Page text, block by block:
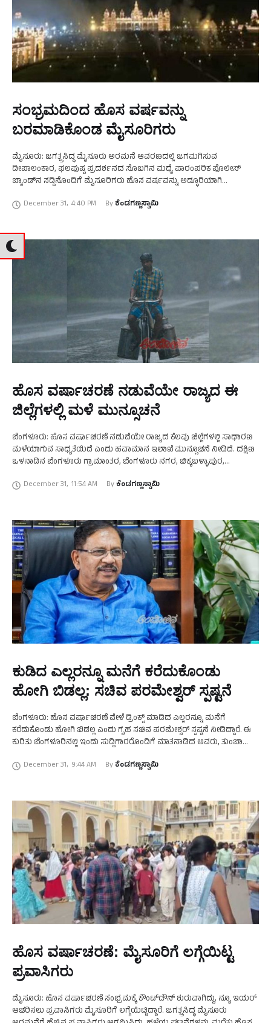
ಸಂಭ್ರಮದಿಂದ ಹೊಸ ವರ್ಷವನ್ನು
ಬರಮಾಡಿಕೊಂಡ ಮೈಸೂರಿಗರು
ಮೈಸೂರು: ಜಗತ್ಪ್ರಸಿದ್ಧ ಮೈಸೂರು ಅರಮನೆ ಆವರಣದಲ್ಲಿ ಜಗಮಗಿಸುವ
ದೀಪಾಲಂಕಾರ, ಫಲಪುಷ್ಪ ಪ್ರದರ್ಶನದ ಸೊಬಗಿನ ಮಧ್ಯೆ ಪಾರಂಪರಿಕ ಪೊಲೀಸ್‌
ಬ್ಯಾಂಡ್‌ನ ಸದ್ದಿನೊಂದಿಗೆ ಮೈಸೂರಿಗರು ಹೊಸ ವರ್ಷವನ್ನು ಅದ್ಧೂರಿಯಾಗಿ
ಶಬ್ಧರಹಿತ ಹಸಿರು ಪಟಾಕಿ ಸಿಡಿಸುವ …
December 31, 4:40 PM By ಕೆಂಡಗಣ್ಣಸ್ವಾಮಿ
ಹೊಸ ವರ್ಷಾಚರಣೆ ನಡುವೆಯೇ ರಾಜ್ಯದ ಈ
ಜಿಲ್ಲೆಗಳಲ್ಲಿ ಮಳೆ ಮುನ್ಸೂಚನೆ
ಬೆಂಗಳೂರು: ಹೊಸ ವರ್ಷಾಚರಣೆ ನಡುವೆಯೇ ರಾಜ್ಯದ ಕೆಲವು ಜಿಲ್ಲೆಗಳಲ್ಲಿ ಸಾಧಾರಣ
ಮಳೆಯಾಗುವ ಸಾಧ್ಯತೆಯಿದೆ ಎಂದು ಹವಾಮಾನ ಇಲಾಖೆ ಮುನ್ಸೂಚನೆ ನೀಡಿದೆ. ದಕ್ಷಿಣ
ಒಳನಾಡಿನ ಬೆಂಗಳೂರು ಗ್ರಾಮಾಂತರ, ಬೆಂಗಳೂರು ನಗರ, ಚಿಕ್ಕಬಳ್ಳಾಪುರ,
ಜಿಲ್ಲೆಗಳಲ್ಲಿ ಸಾಧಾರಣ …
December 31, 11:54 AM By ಕೆಂಡಗಣ್ಣಸ್ವಾಮಿ
ಕುಡಿದ ಎಲ್ಲರನ್ನೂ ಮನೆಗೆ ಕರೆದುಕೊಂಡು
ಹೋಗಿ ಬಿಡಲ್ಲ: ಸಚಿವ ಪರಮೇಶ್ವರ್‌ ಸ್ಪಷ್ಟನೆ
ಬೆಂಗಳೂರು: ಹೊಸ ವರ್ಷಾಚರಣೆ ವೇಳೆ ಡ್ರಿಂಕ್ಸ್‌ ಮಾಡಿದ ಎಲ್ಲರನ್ನೂ ಮನೆಗೆ
ಕರೆದುಕೊಂಡು ಹೋಗಿ ಬಿಡಲ್ಲ ಎಂದು ಗೃಹ ಸಚಿವ ಪರಮೇಶ್ವರ್‌ ಸ್ಪಷ್ಟನೆ ನೀಡಿದ್ದಾರೆ. ಈ
ಕುರಿತು ಬೆಂಗಳೂರಿನಲ್ಲಿ ಇಂದು ಸುದ್ದಿಗಾರರೊಂದಿಗೆ ಮಾತನಾಡಿದ ಅವರು, ತುಂಬಾ
December 31, 9:44 AM By ಕೆಂಡಗಣ್ಣಸ್ವಾಮಿ
ಹೊಸ ವರ್ಷಾಚರಣೆ: ಮೈಸೂರಿಗೆ ಲಗ್ಗೆಯಿಟ್ಟ
ಪ್ರವಾಸಿಗರು
ಮೈಸೂರು: ಹೊಸ ವರ್ಷಾಚರಣೆ ಸಂಭ್ರಮಕ್ಕೆ ಕೌಂಟ್‌ಡೌನ್‌ ಶುರುವಾಗಿದ್ದು, ನ್ಯೂ ಇಯರ್‌
ಆಚರಿಸಲು ಪ್ರವಾಸಿಗರು ಮೈಸೂರಿಗೆ ಲಗ್ಗೆಯಿಟ್ಟಿದ್ದಾರೆ. ಜಗತ್ಪ್ರಸಿದ್ಧ ಮೈಸೂರು